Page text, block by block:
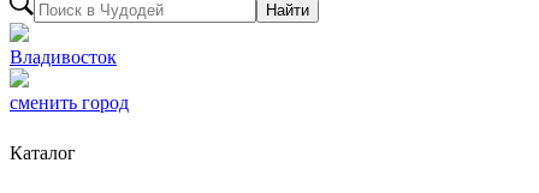
Найти
Владивосток
сменить город
Каталог